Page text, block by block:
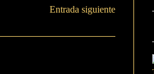
Entrada siguiente